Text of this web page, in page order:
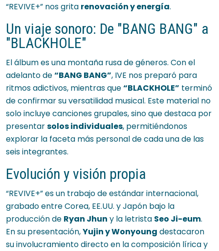
“REVIVE+” nos grita renovación y energía.
Un viaje sonoro: De "BANG BANG" a
"BLACKHOLE"
El álbum es una montaña rusa de géneros. Con el
adelanto de“BANG BANG”, IVE nos preparó para
ritmos adictivos, mientras que“BLACKHOLE” terminó
de confirmar su versatilidad musical. Este material no
solo incluye canciones grupales, sino que destaca por
presentarsolos individuales, permitiéndonos
explorar la faceta más personal de cada una de las
seis integrantes.
Evolución y visión propia
“REVIVE+” es un trabajo de estándar internacional,
grabado entre Corea, EE.UU. y Japón bajo la
producción de Ryan Jhun y la letrista Seo Ji-eum.
En su presentación,Yujin y Wonyoung destacaron
su involucramiento directo en la composición lírica y